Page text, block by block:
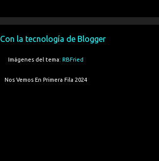
Con la tecnología de Blogger
Imágenes del tema: RBFried
Nos Vemos En Primera Fila 2024